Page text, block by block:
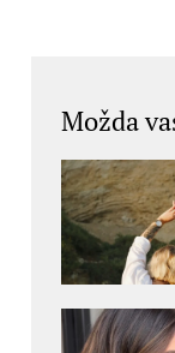
Možda